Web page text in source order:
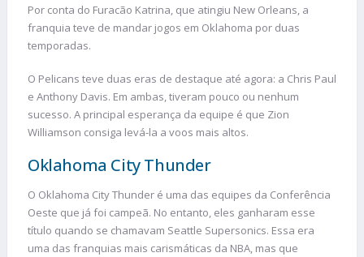
Por conta do Furacão Katrina, que atingiu New Orleans, a
franquia teve de mandar jogos em Oklahoma por duas
temporadas.
O Pelicans teve duas eras de destaque até agora: a Chris Paul
e Anthony Davis. Em ambas, tiveram pouco ou nenhum
sucesso. A principal esperança da equipe é que Zion
Williamson consiga levá-la a voos mais altos.
Oklahoma City Thunder
O Oklahoma City Thunder é uma das equipes da Conferência
Oeste que já foi campeã. No entanto, eles ganharam esse
título quando se chamavam Seattle Supersonics. Essa era
uma das franquias mais carismáticas da NBA, mas que